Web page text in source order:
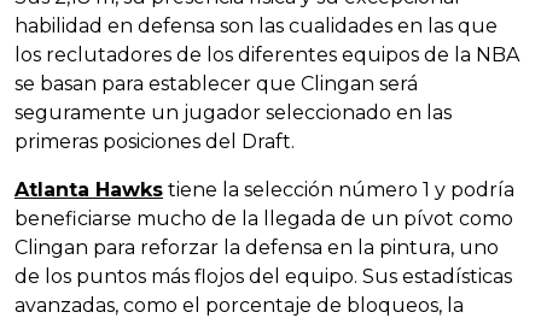
habilidad en defensa son las cualidades en las que
los reclutadores de los diferentes equipos de la NBA
se basan para establecer que Clingan será
seguramente un jugador seleccionado en las
primeras posiciones del Draft.
Atlanta Hawks tiene la selección número 1 y podría
beneficiarse mucho de la llegada de un pívot como
Clingan para reforzar la defensa en la pintura, uno
de los puntos más flojos del equipo. Sus estadísticas
avanzadas, como el porcentaje de bloqueos, la